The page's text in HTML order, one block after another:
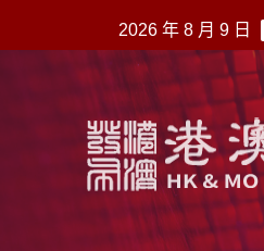
至
2026 年 8 月 9 日